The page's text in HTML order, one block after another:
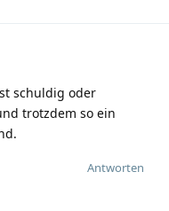
schuldig oder
trotzdem so ein
Antworten